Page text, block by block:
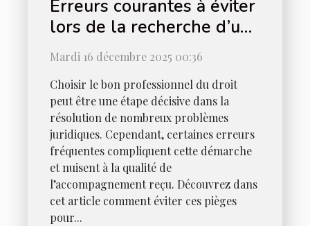
Erreurs courantes à éviter
lors de la recherche d’un
avocat
Mardi 16 décembre 2025 00:36
Choisir le bon professionnel du droit
peut être une étape décisive dans la
résolution de nombreux problèmes
juridiques. Cependant, certaines erreurs
fréquentes compliquent cette démarche
et nuisent à la qualité de
l’accompagnement reçu. Découvrez dans
cet article comment éviter ces pièges
pour...